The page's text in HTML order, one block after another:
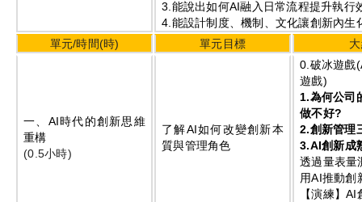
3.能說出如何AI融入日常流程提升執行
4.能設計制度、機制、文化讓創新內生
單元/時間(時) 單元目標
一、 AI時代的創新思維
重構
(0.5小時)
了解AI如何改變創新本
質與管理角色
0.破冰遊戲
遊戲)
1.為何公司
做不好?
2.創新管理
3.AI創新成
透過量表量
用AI推動創
【演練】AI